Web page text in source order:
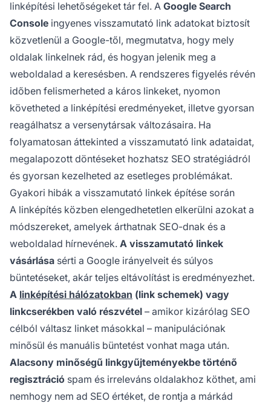
linképítési lehetőségeket tár fel. A Google Search
Console ingyenes visszamutató link adatokat biztosít
közvetlenül a Google-től, megmutatva, hogy mely
oldalak linkelnek rád, és hogyan jelenik meg a
weboldalad a keresésben. A rendszeres figyelés révén
időben felismerheted a káros linkeket, nyomon
követheted a linképítési eredményeket, illetve gyorsan
reagálhatsz a versenytársak változásaira. Ha
folyamatosan áttekinted a visszamutató link adataidat,
megalapozott döntéseket hozhatsz SEO stratégiádról
és gyorsan kezelheted az esetleges problémákat.
Gyakori hibák a visszamutató linkek építése során
A linképítés közben elengedhetetlen elkerülni azokat a
módszereket, amelyek árthatnak SEO-dnak és a
weboldalad hírnevének. A visszamutató linkek
vásárlása sérti a Google irányelveit és súlyos
büntetéseket, akár teljes eltávolítást is eredményezhet.
A linképítési hálózatokban (link schemek) vagy
linkcserékben való részvétel – amikor kizárólag SEO
célból váltasz linket másokkal – manipulációnak
minősül és manuális büntetést vonhat maga után.
Alacsony minőségű linkgyűjteményekbe történő
regisztráció spam és irreleváns oldalakhoz köthet, ami
nemhogy nem ad SEO értéket, de rontja a márkád